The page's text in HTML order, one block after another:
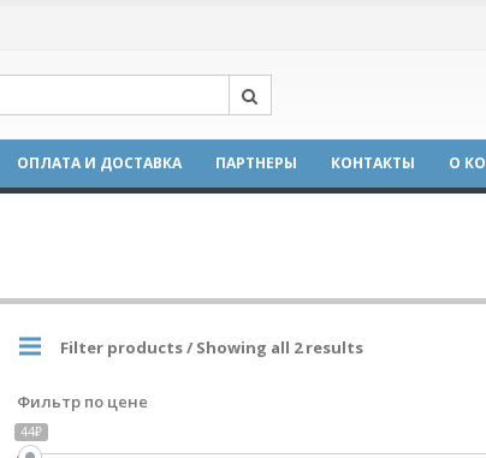
ОПЛАТА И ДОСТАВКА ПАРТНЕРЫ КОНТАКТЫ О
Filter products / Showing all 2 results
Фильтр по цене
44₽